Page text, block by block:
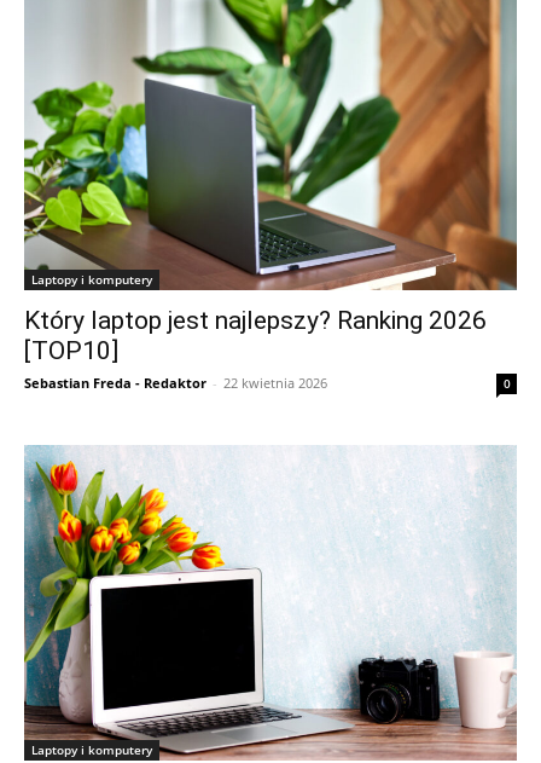
Laptopy i komputery
Który laptop jest najlepszy? Ranking 2026
[TOP10]
Sebastian Freda - Redaktor - 22 kwietnia 2026 0
Laptopy i komputery